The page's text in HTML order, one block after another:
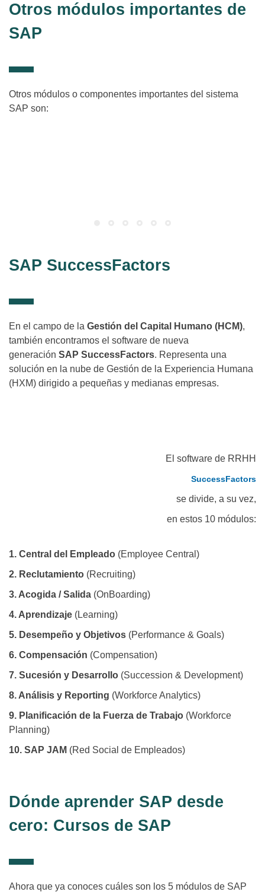
Otros módulos importantes de
SAP
Otros módulos o componentes importantes del sistema
SAP son:
SAP SuccessFactors
En el campo de la Gestión del Capital Humano (HCM),
también encontramos el software de nueva
generación SAP SuccessFactors. Representa una
solución en la nube de Gestión de la Experiencia Humana
(HXM) dirigido a pequeñas y medianas empresas.
El software de RRHH
SuccessFactors
se divide, a su vez,
en estos 10 módulos:
1. Central del Empleado (Employee Central)
2. Reclutamiento (Recruiting)
3. Acogida / Salida (OnBoarding)
4. Aprendizaje (Learning)
5. Desempeño y Objetivos (Performance & Goals)
6. Compensación (Compensation)
7. Sucesión y Desarrollo (Succession & Development)
8. Análisis y Reporting (Workforce Analytics)
9. Planificación de la Fuerza de Trabajo (Workforce
Planning)
10. SAP JAM (Red Social de Empleados)
Dónde aprender SAP desde
cero: Cursos de SAP
Ahora que ya conoces cuáles son los 5 módulos de SAP